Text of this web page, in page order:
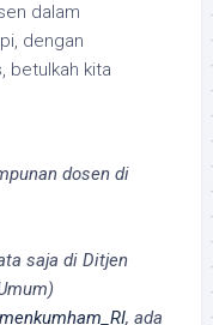
dalam
dengan
betulkah kita
dosen di
saja di Ditjen
, ada